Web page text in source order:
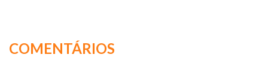
COMENTÁRIOS